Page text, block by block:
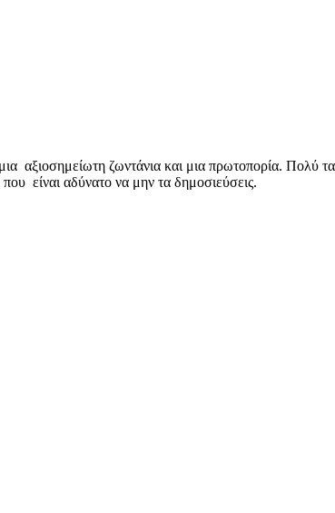
αξιοσημείωτη ζωντάνια και μια πρωτοπορία. Πολύ
είναι αδύνατο να μην τα δημοσιεύσεις.